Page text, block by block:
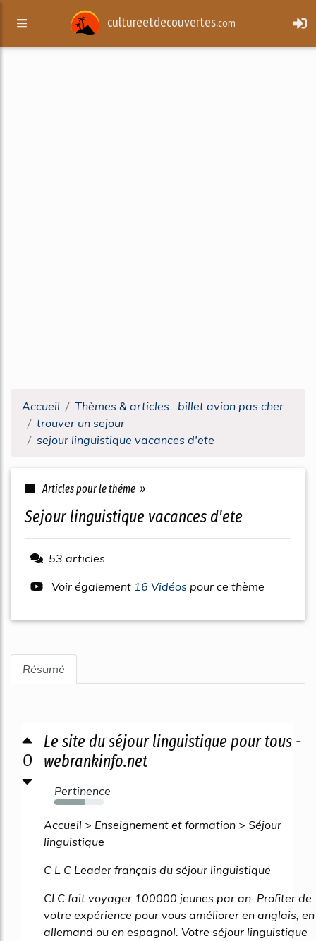
cultureetdecouvertes.com
Accueil
Thèmes & articles : billet avion pas cher
trouver un sejour
sejour linguistique vacances d'ete
Articles pour le thème »
sejour linguistique vacances d'ete
53 articles
Voir également 16 Vidéos pour ce thème
Résumé
0
Le site du séjour linguistique pour tous -
webrankinfo.net
Pertinence
62%
Accueil > Enseignement et formation > Séjour
linguistique
C L C Leader français du séjour linguistique
CLC fait voyager 100000 jeunes par an. Profiter de
votre expérience pour vous améliorer en anglais, en
allemand ou en espagnol. Votre séjour linguistique